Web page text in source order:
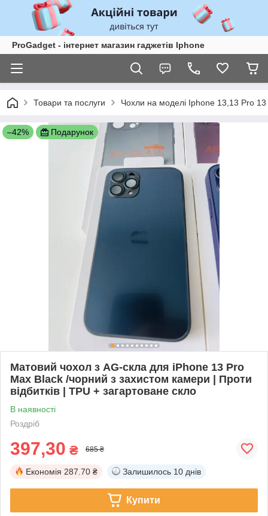
ProGadget - iнтернет магазин гаджетів Iphone
Товари та послуги Чохли на моделі Iphone 13,13 Pro
–42% Подарунок
Матовий чохол з AG-скла для iPhone 13 Pro
Max Black /чорний з захистом камери | Проти
відбитків | TPU + загартоване скло
В наявності
Роздріб
397,30 ₴ 685 ₴
Економія 287.70 ₴ Залишилось 10 днів
Купити